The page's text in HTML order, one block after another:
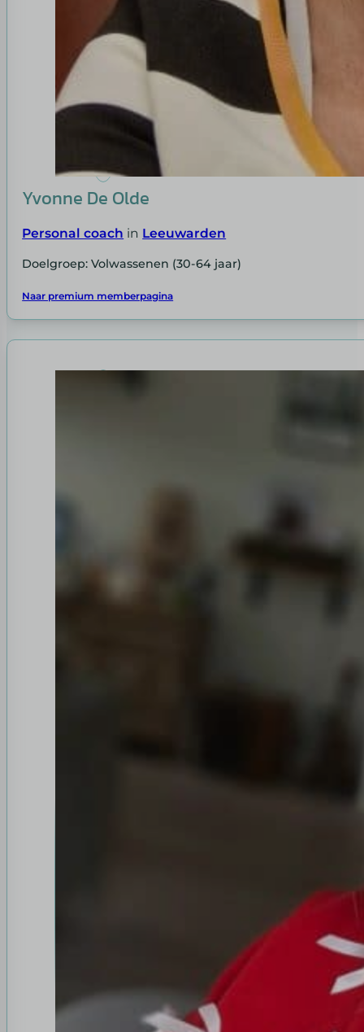
Yvonne De Olde
Personal coach in Leeuwarden
Doelgroep: Volwassenen (30-64 jaar)
Naar premium memberpagina